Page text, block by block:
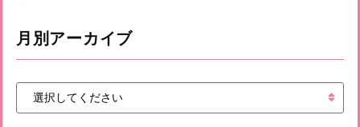
月別アーカイブ